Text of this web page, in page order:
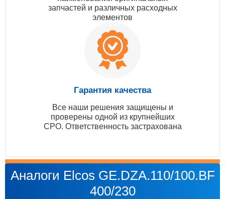
запчастей и различных расходных
элементов
Гарантия качества
Все наши решения защищены и
проверены одной из крупнейших
СРО. Ответственность застрахована
Аналоги Elcos GE.DZA.110/100.BF
400/230